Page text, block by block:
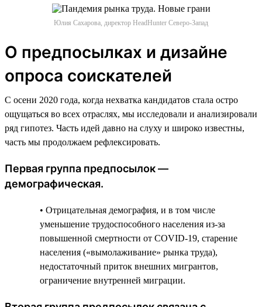
Юлия Сахарова, директор HeadHunter Северо-Запад
О предпосылках и дизайне
опроса соискателей
С осени 2020 года, когда нехватка кандидатов стала остро
ощущаться во всех отраслях, мы исследовали и анализировали
ряд гипотез. Часть идей давно на слуху и широко известны,
часть мы продолжаем рефлексировать.
Первая группа предпосылок —
демографическая.
• Отрицательная демография, и в том числе
уменьшение трудоспособного населения из-за
повышенной смертности от COVID-19, старение
населения («вымолаживание» рынка труда),
недостаточный приток внешних мигрантов,
ограничение внутренней миграции.